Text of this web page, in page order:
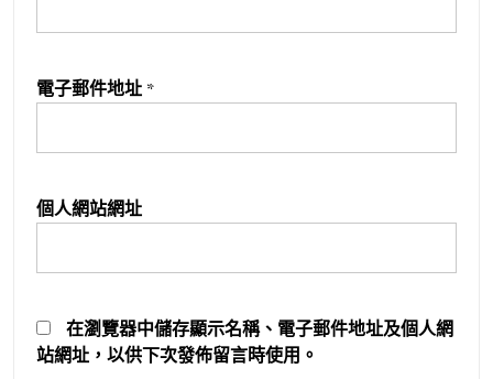
電子郵件地址 *
個人網站網址
在瀏覽器中儲存顯示名稱、電子郵件地址及個人網
站網址，以供下次發佈留言時使用。